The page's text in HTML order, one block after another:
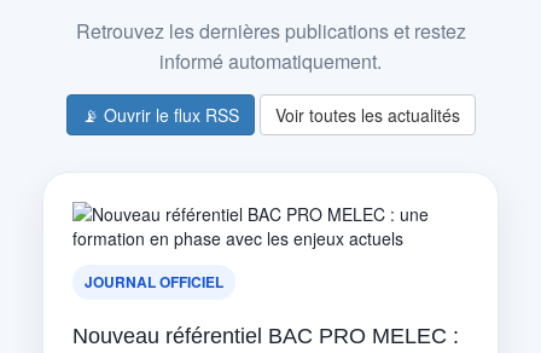
Retrouvez les dernières publications et restez
informé automatiquement.
📡 Ouvrir le flux RSS Voir toutes les actualités
JOURNAL OFFICIEL
Nouveau référentiel BAC PRO MELEC :